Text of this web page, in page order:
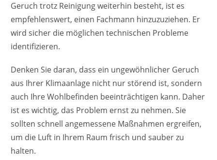
Geruch trotz Reinigung weiterhin besteht, ist es
empfehlenswert, einen Fachmann hinzuzuziehen. Er
wird sicher die möglichen technischen Probleme
identifizieren.
Denken Sie daran, dass ein ungewöhnlicher Geruch
aus Ihrer Klimaanlage nicht nur störend ist, sondern
auch Ihre Wohlbefinden beeinträchtigen kann. Daher
ist es wichtig, das Problem ernst zu nehmen. Sie
sollten schnell angemessene Maßnahmen ergreifen,
um die Luft in Ihrem Raum frisch und sauber zu
halten.